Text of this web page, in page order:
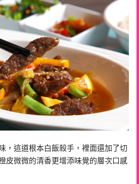
，這道根本白飯殺手，裡面還加了切
皮微微的清香更增添味覺的層次口感